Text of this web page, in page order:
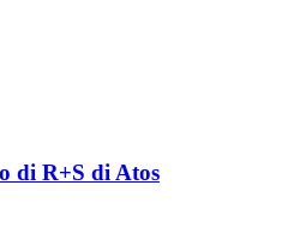
di R+S di Atos